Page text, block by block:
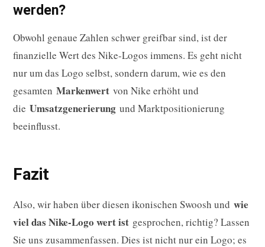
werden?
Obwohl genaue Zahlen schwer greifbar sind, ist der
finanzielle Wert des Nike-Logos immens. Es geht nicht
nur um das Logo selbst, sondern darum, wie es den
gesamten Markenwert von Nike erhöht und
die Umsatzgenerierung und Marktpositionierung
beeinflusst.
Fazit
Also, wir haben über diesen ikonischen Swoosh und wie
viel das Nike-Logo wert ist gesprochen, richtig? Lassen
Sie uns zusammenfassen. Dies ist nicht nur ein Logo; es